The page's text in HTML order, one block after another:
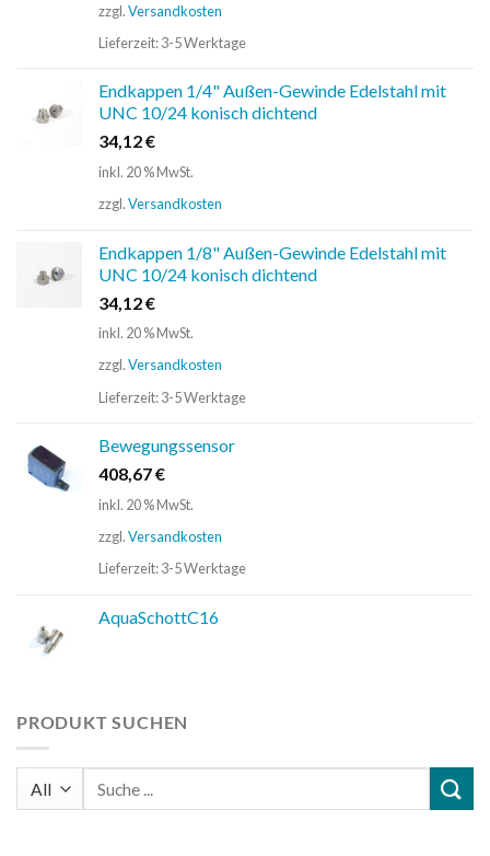
zzgl.Versandkosten
Lieferzeit:3-5 Werktage
Endkappen 1/4" Außen-Gewinde Edelstahl mit
UNC 10/24 konisch dichtend
34,12€
inkl. 20 % MwSt.
zzgl.Versandkosten
Endkappen 1/8" Außen-Gewinde Edelstahl mit
UNC 10/24 konisch dichtend
34,12€
inkl. 20 % MwSt.
zzgl.Versandkosten
Lieferzeit:3-5 Werktage
Bewegungssensor
408,67€
inkl. 20 % MwSt.
zzgl.Versandkosten
Lieferzeit:3-5 Werktage
AquaSchottC16
PRODUKT SUCHEN